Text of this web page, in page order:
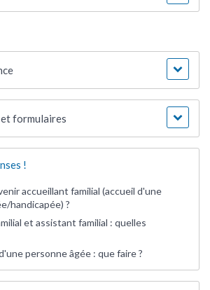
formulaires
!
accueillant familial (accueil d'une
handicapée) ?
et assistant familial : quelles
personne âgée : que faire ?